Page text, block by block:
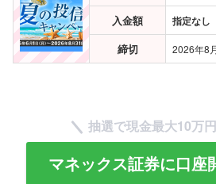
入金額 指定なし
締切 2026年8
抽選で現金最大10万円
マネックス証券に口座